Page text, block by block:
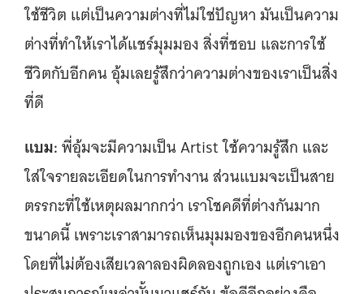
ใช้ชีวิต แต่เป็นความต่างที่ไม่ใช่ปัญหา มันเป็นความ
ต่างที่ทำให้เราได้แชร์มุมมอง สิ่งที่ชอบ และการใช้
ชีวิตกับอีกคน อุ้มเลยรู้สึกว่าความต่างของเราเป็นสิ่ง
ที่ดี
แบม:พี่อุ้มจะมีความเป็น Artist ใช้ความรู้สึก และ
ใส่ใจรายละเอียดในการทำงาน ส่วนแบมจะเป็นสาย
ตรรกะที่ใช้เหตุผลมากกว่า เราโชคดีที่ต่างกันมาก
ขนาดนี้ เพราะเราสามารถเห็นมุมมองของอีกคนหนึ่ง
โดยที่ไม่ต้องเสียเวลาลองผิดลองถูกเอง แต่เราเอา